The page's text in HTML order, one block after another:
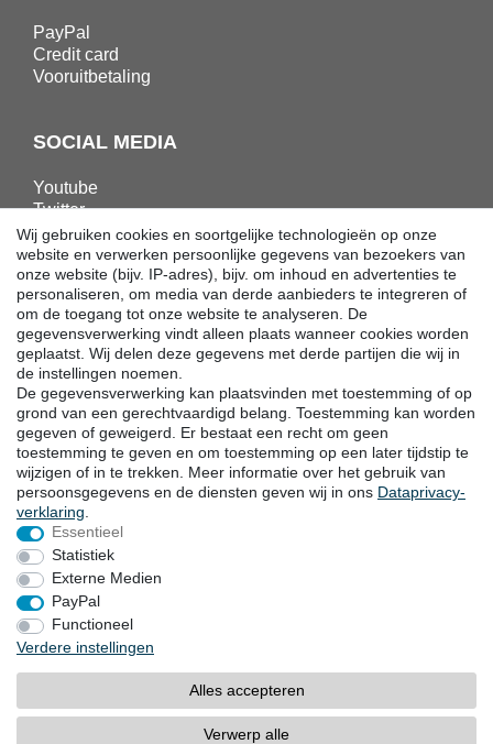
PayPal
Credit card
Vooruitbetaling
SOCIAL MEDIA
Youtube
Twitter
Linkedin
Facebook
Instagram
DOWNLOADS
Catalogi
Techniek
Certificaten
Onderzoek
Promotie
LOCATIES
Herroepingsrecht
Impressum
Algemene voorwaarden
Wij gebruiken cookies en soortgelijke technologieën op onze
website en verwerken persoonlijke gegevens van bezoekers van
onze website (bijv. IP-adres), bijv. om inhoud en advertenties te
personaliseren, om media van derde aanbieders te integreren of
om de toegang tot onze website te analyseren. De
gegevensverwerking vindt alleen plaats wanneer cookies worden
geplaatst. Wij delen deze gegevens met derde partijen die wij in
de instellingen noemen.
De gegevensverwerking kan plaatsvinden met toestemming of op
grond van een gerechtvaardigd belang. Toestemming kan worden
gegeven of geweigerd. Er bestaat een recht om geen
toestemming te geven en om toestemming op een later tijdstip te
wijzigen of in te trekken. Meer informatie over het gebruik van
persoonsgegevens en de diensten geven wij in ons Data­privacy­
verklaring
Essentieel
Statistiek
Externe Medien
PayPal
Functioneel
Verdere instellingen
Alles accepteren
Verwerp alle